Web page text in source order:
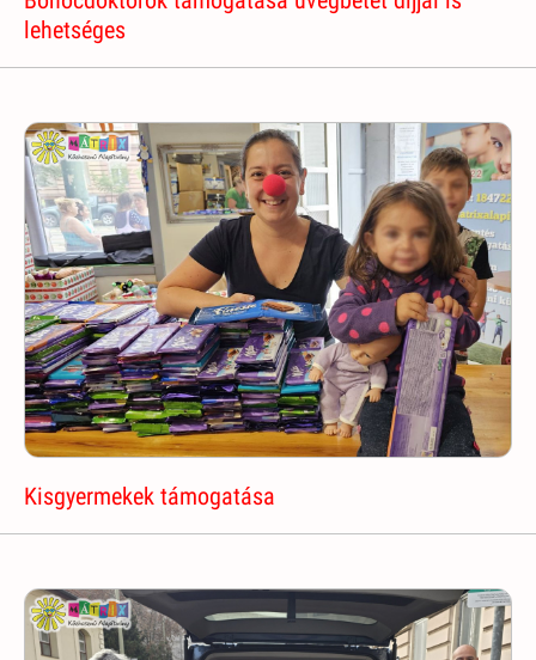
lehetséges
Kisgyermekek támogatása